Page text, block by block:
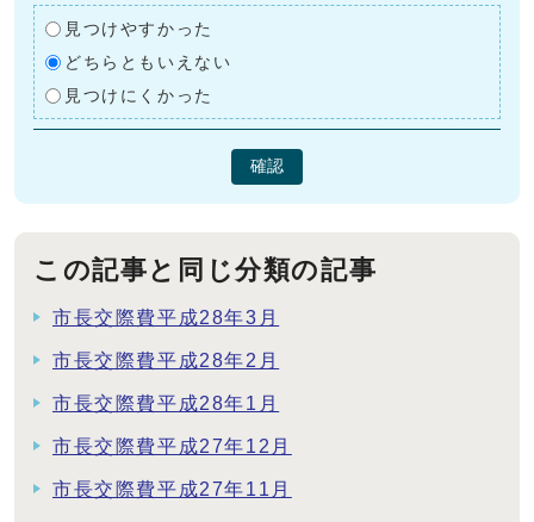
見つけやすかった
どちらともいえない
見つけにくかった
確認
この記事と同じ分類の記事
市長交際費平成28年3月
市長交際費平成28年2月
市長交際費平成28年1月
市長交際費平成27年12月
市長交際費平成27年11月